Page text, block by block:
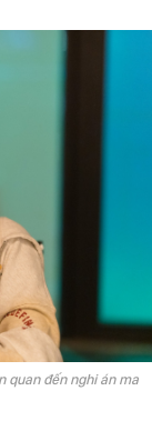
quan đến nghi án ma